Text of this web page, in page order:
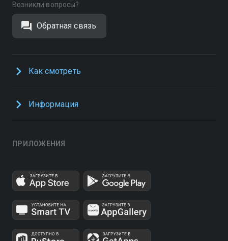
Возникли вопросы?
Обратная связь
Как смотреть
Информация
ПРИЛОЖЕНИЯ